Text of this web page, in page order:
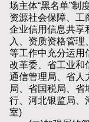
场主体“黑名单”制
资源社会保障、工
企业信用信息共享
入、资质资格管
等工作中充分运用
改革委、省工业和
通信管理局、省人
局、省国税局、省
行、河北银监局、
室)